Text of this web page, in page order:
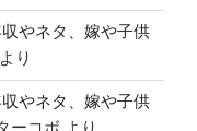
やネタ、嫁や子供
より
やネタ、嫁や子供